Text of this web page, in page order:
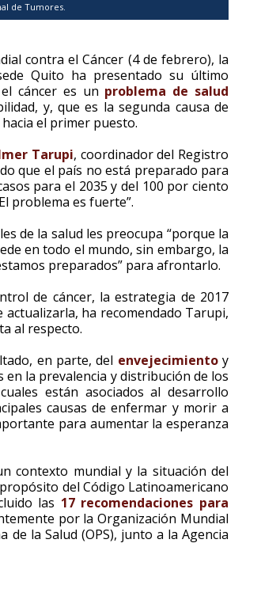
de Tumores.
contra el Cáncer (4 de febrero), la
Quito ha presentado su último
cáncer es un problema de salud
y, que es la segunda causa de
el primer puesto.
Tarupi, coordinador del Registro
que el país no está preparado para
para el 2035 y del 100 por ciento
problema es fuerte”.
de la salud les preocupa “porque la
en todo el mundo, sin embargo, la
preparados” para afrontarlo.
de cáncer, la estrategia de 2017
actualizarla, ha recomendado Tarupi,
al respecto.
en parte, del envejecimientoy
la prevalencia y distribución de los
están asociados al desarrollo
causas de enfermar y morir a
para aumentar la esperanza
contexto mundial y la situación del
del Código Latinoamericano
las 17 recomendaciones para
por la Organización Mundial
de la Salud (OPS), junto a la Agencia